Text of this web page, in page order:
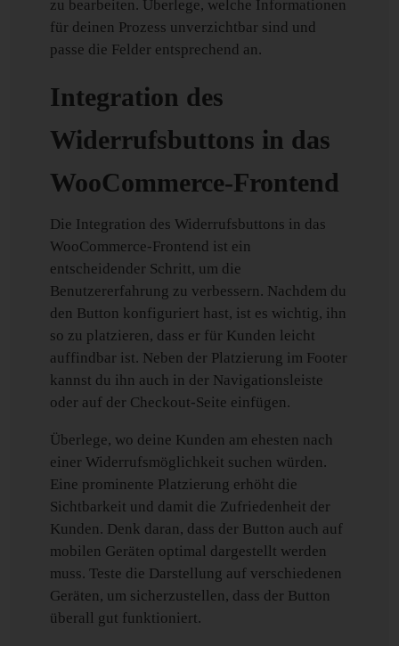
zu bearbeiten. Überlege, welche Informationen
für deinen Prozess unverzichtbar sind und
passe die Felder entsprechend an.
Integration des
Widerrufsbuttons in das
WooCommerce-Frontend
Die Integration des Widerrufsbuttons in das
WooCommerce-Frontend ist ein
entscheidender Schritt, um die
Benutzererfahrung zu verbessern. Nachdem du
den Button konfiguriert hast, ist es wichtig, ihn
so zu platzieren, dass er für Kunden leicht
auffindbar ist. Neben der Platzierung im Footer
kannst du ihn auch in der Navigationsleiste
oder auf der Checkout-Seite einfügen.
Überlege, wo deine Kunden am ehesten nach
einer Widerrufsmöglichkeit suchen würden.
Eine prominente Platzierung erhöht die
Sichtbarkeit und damit die Zufriedenheit der
Kunden. Denk daran, dass der Button auch auf
mobilen Geräten optimal dargestellt werden
muss. Teste die Darstellung auf verschiedenen
Geräten, um sicherzustellen, dass der Button
überall gut funktioniert.